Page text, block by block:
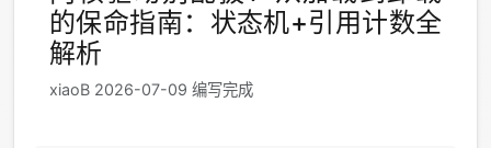
的保命指南：状态机+引用计数全
解析
xiaoB 2026-07-09 编写完成